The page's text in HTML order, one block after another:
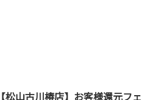
【松山古川椿店】お客様還元フェ